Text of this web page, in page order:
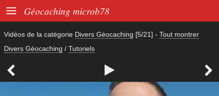
 Géocaching microb78
Vidéos de la catégorie Divers Géocaching [5/21] - Tout montrer
Divers Géocaching / Tutoriels
  